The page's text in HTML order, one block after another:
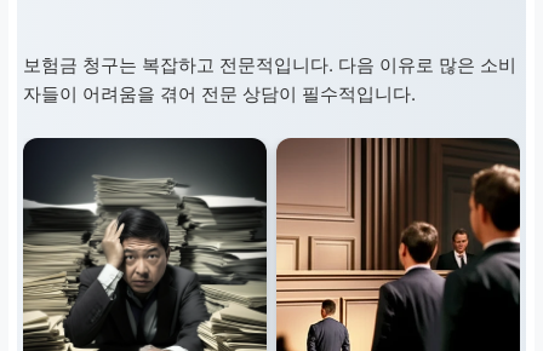
보험금 청구는 복잡하고 전문적입니다. 다음 이유로 많은 소비
자들이 어려움을 겪어 전문 상담이 필수적입니다.